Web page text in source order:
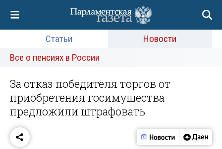
Статьи
Новости
Все о пенсиях в России
За отказ победителя торгов от
приобретения госимущества
предложили штрафовать